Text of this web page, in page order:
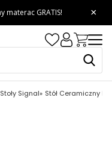
Stoły Signal Stół Ceramiczny